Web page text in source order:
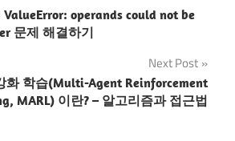
operands could not be
문제 해결하기
Next Post
화 학습(Multi-Agent Reinforcement
MARL) 이란? – 알고리즘과 접근법